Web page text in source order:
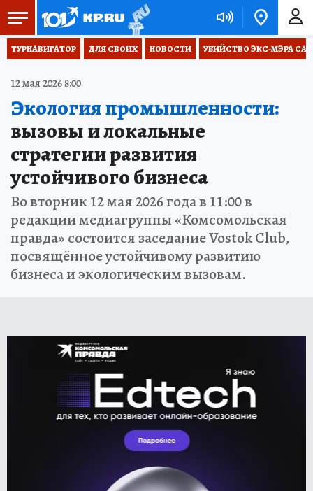
ТУРНАВИГАТОР ДЛЯ СВОИХ НОВОСТИ УБИЙСТВО ЭКС-МЭРА
12 мая 2026 8:00
Экология промышленности:
вызовы и локальные
стратегии развития
устойчивого бизнеса
Во вторник 12 мая 2026 года в 11:00 в
редакции медиагруппы «Комсомольская
правда» состоится заседание Vostok Club,
посвящённое устойчивому развитию
бизнеса и экологическим вызовам.